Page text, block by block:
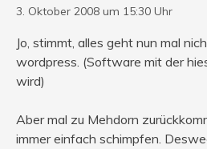
3. Oktober 2008 um 15:30 Uhr
Jo, stimmt, alles geht nun mal
wordpress. (Software mit der
wird)
Aber mal zu Mehdorn
immer einfach schimpfen.